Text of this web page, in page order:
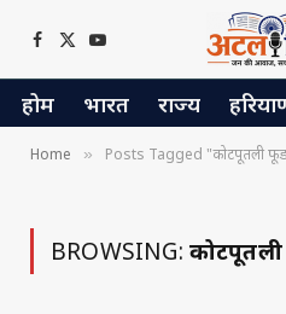
Facebook
X
(Twitter)
YouTube
होम भारत राज्य
Home » Posts Tagged "कोटपूतली फूड
BROWSING: